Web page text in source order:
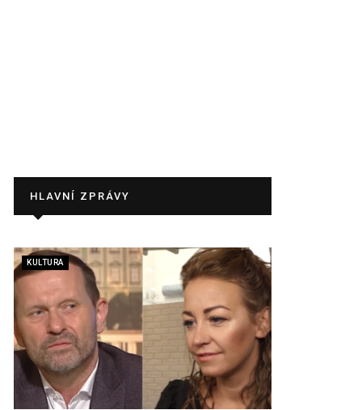
HLAVNÍ ZPRÁVY
KULTURA